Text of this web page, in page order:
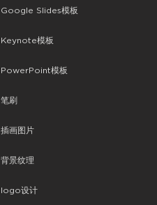
Google Slides模板
Keynote模板
PowerPoint模板
笔刷
插画图片
背景纹理
logo设计